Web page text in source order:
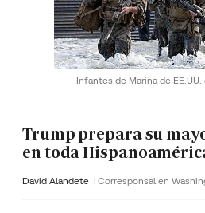
Infantes de Marina de
Trump prepara su
en toda
David Alandete Corresponsal en